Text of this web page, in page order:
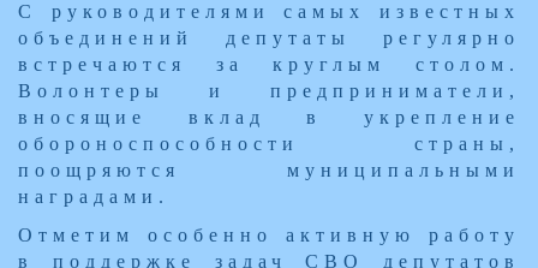
С руководителями самых известных
объединений депутаты регулярно
встречаются за круглым столом.
Волонтеры и предприниматели,
вносящие вклад в укрепление
обороноспособности страны,
поощряются муниципальными
наградами.
Отметим особенно активную работу
в поддержке задач СВО депутатов